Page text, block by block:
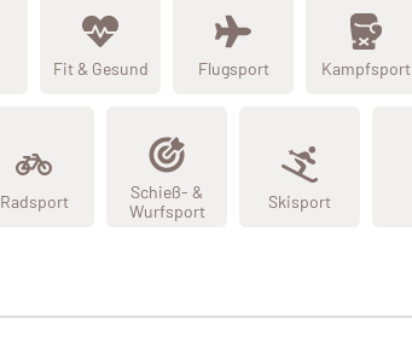
Fit & Gesund Flugsport Kampfsport
Radsport
Schieß- &
Wurfsport
Skisport